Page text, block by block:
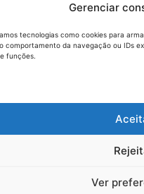
Gerenciar
tecnologias como cookies para
comportamento da navegação ou IDs
funções.
Ver